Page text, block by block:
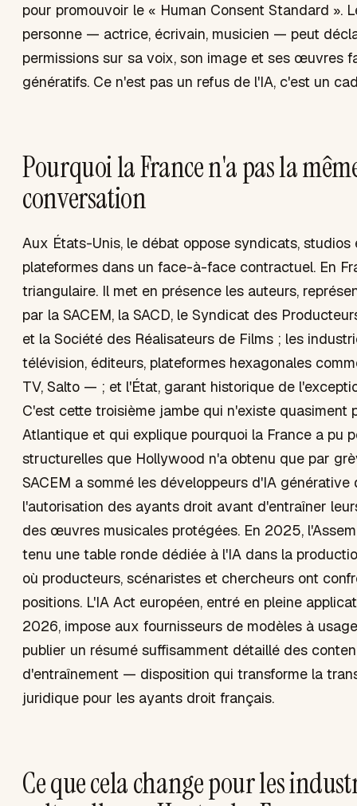
pour promouvoir le « Human Consent Standard ».
personne — actrice, écrivain, musicien — peut
permissions sur sa voix, son image et ses œuvres
génératifs. Ce n'est pas un refus de l'IA, c'est un
Pourquoi la France n'a pas la
conversation
Aux États-Unis, le débat oppose syndicats, studios
plateformes dans un face-à-face contractuel. En
triangulaire. Il met en présence les auteurs,
par la SACEM, la SACD, le Syndicat des
et la Société des Réalisateurs de Films ; les
télévision, éditeurs, plateformes hexagonales
TV, Salto — ; et l'État, garant historique de
C'est cette troisième jambe qui n'existe quasiment
Atlantique et qui explique pourquoi la France a pu
structurelles que Hollywood n'a obtenu que par
SACEM a sommé les développeurs d'IA générative
l'autorisation des ayants droit avant d'entraîner
des œuvres musicales protégées. En 2025,
tenu une table ronde dédiée à l'IA dans la
où producteurs, scénaristes et chercheurs ont
positions. L'IA Act européen, entré en pleine
2026, impose aux fournisseurs de modèles à
publier un résumé suffisamment détaillé des
d'entraînement — disposition qui transforme la
juridique pour les ayants droit français.
Ce que cela change pour les